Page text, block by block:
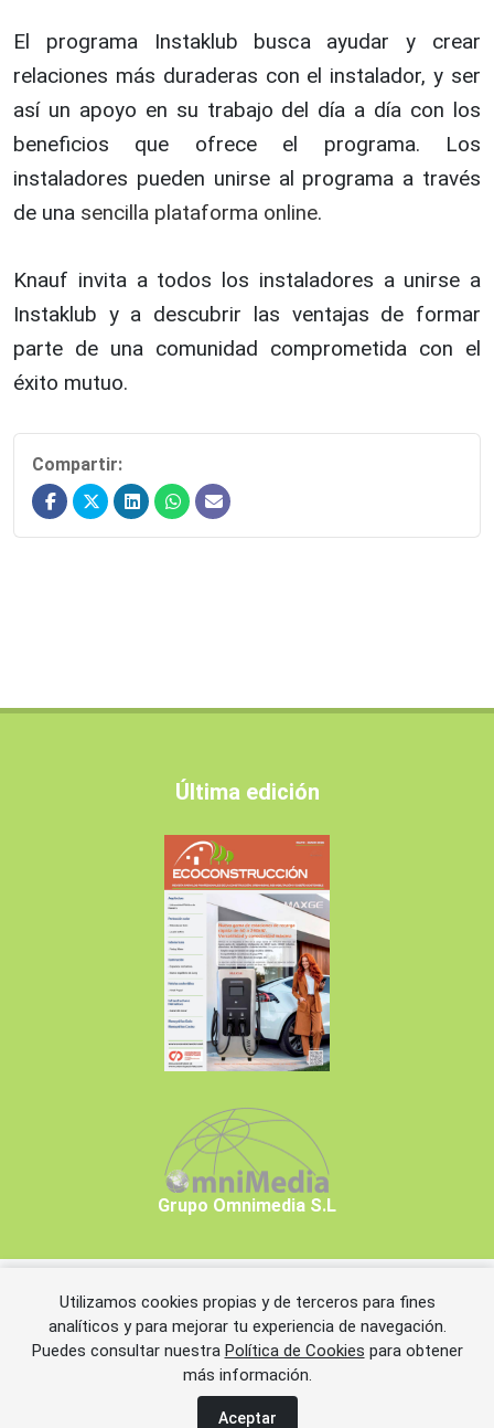
Utilizamos cookies propias y de terceros para fines
analíticos y para mejorar tu experiencia de navegación.
Puedes consultar nuestra Política de Cookies para obtener
más información.
Aceptar
El programa Instaklub busca ayudar y crear
relaciones más duraderas con el instalador, y ser
así un apoyo en su trabajo del día a día con los
beneficios que ofrece el programa. Los
instaladores pueden unirse al programa a través
de una sencilla plataforma online.
Knauf invita a todos los instaladores a unirse a
Instaklub y a descubrir las ventajas de formar
parte de una comunidad comprometida con el
éxito mutuo.
Compartir:
Última edición
Grupo Omnimedia S.L
Copyrights © 2026 Grupo Omnimedia S.L.
Política de privacidad
Política de cookies
Información adicional
Miembros de CEDRO